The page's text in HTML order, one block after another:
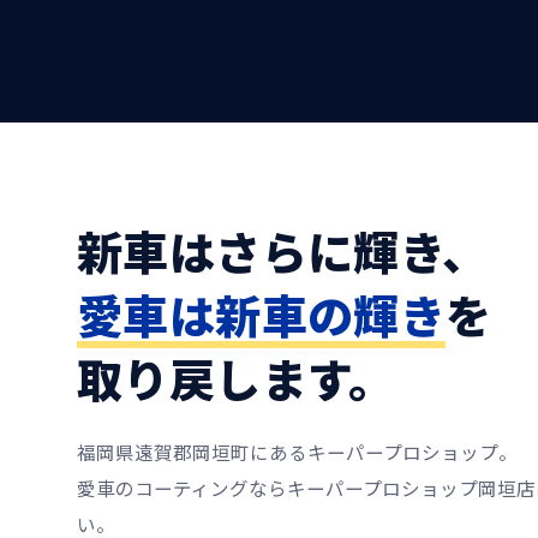
新車はさらに輝き、
愛車は新車の輝きを
取り戻します。
福岡県遠賀郡岡垣町にあるキーパープロショップ。
愛車のコーティングならキーパープロショップ岡垣
い。